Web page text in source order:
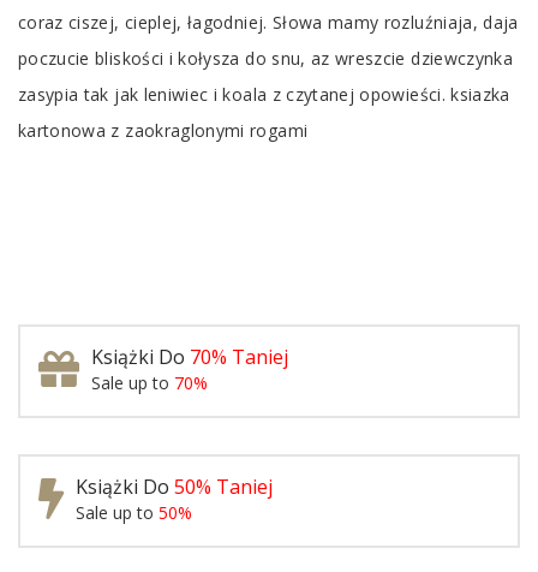
coraz ciszej, cieplej, łagodniej. Słowa mamy rozluźniaja, daja
poczucie bliskości i kołysza do snu, az wreszcie dziewczynka
zasypia tak jak leniwiec i koala z czytanej opowieści. ksiazka
kartonowa z zaokraglonymi rogami
Książki Do 70% Taniej
Sale up to 70%
Książki Do 50% Taniej
Sale up to 50%